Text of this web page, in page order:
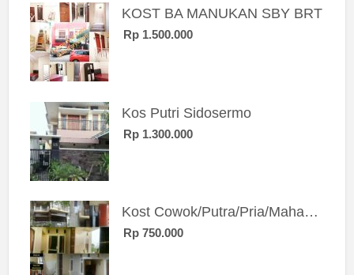
KOST BA MANUKAN SBY BRT
Rp 1.500.000
Kos Putri Sidosermo
Rp 1.300.000
Kost Cowok/Putra/Pria/Mahasiswa/Karyawan SIngle eksklusif bangunan baru
Rp 750.000